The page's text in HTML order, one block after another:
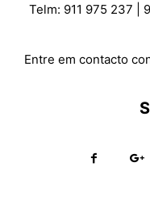
Telm: 911 975 237 |
Entre em contacto